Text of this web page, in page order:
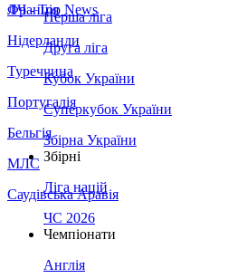
Франція
Нідерланди
Туреччина
Португалія
Бельгія
МЛС
Саудівська Аравія
ЛЧ - Top News
Перша ліга
Друга ліга
Кубок України
Суперкубок України
Збірна України
Збірні
Ліга націй
ЧС 2026
Чемпіонати
Англія